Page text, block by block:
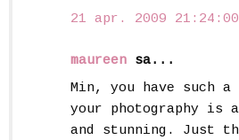
21 apr. 2009 21:24:00
maureen sa...
Min, you have such
your photography is
and stunning. Just